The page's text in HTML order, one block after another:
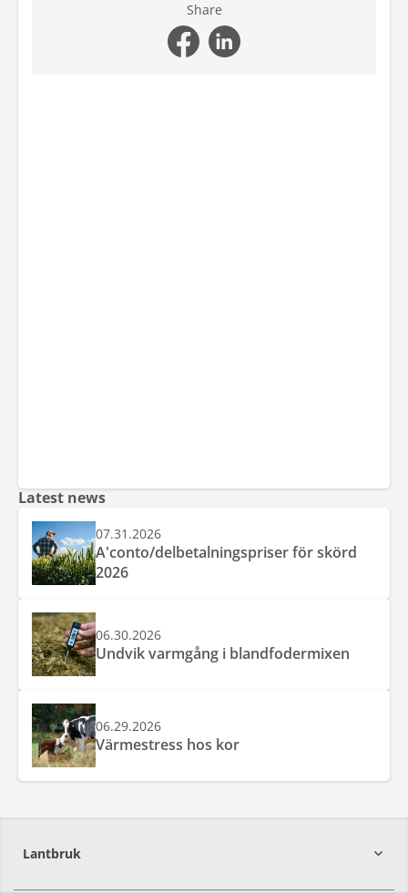
Share
Latest news
07.31.2026
A'conto/delbetalningspriser för skörd
2026
06.30.2026
Undvik varmgång i blandfodermixen
06.29.2026
Värmestress hos kor
Lantbruk